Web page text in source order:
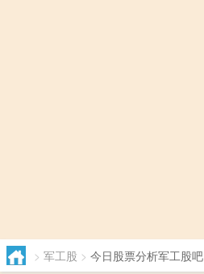
> 军工股 > 今日股票分析军工股吧